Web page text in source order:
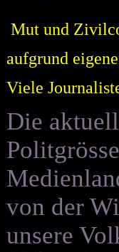
Mut und
aufgrund
Viele
Die
von der
unsere